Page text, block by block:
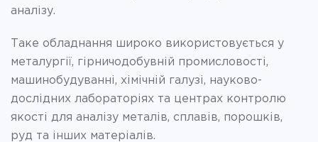
аналізу.
Таке обладнання широко використовується у
металургії, гірничодобувній промисловості,
машинобудуванні, хімічній галузі, науково-
дослідних лабораторіях та центрах контролю
якості для аналізу металів, сплавів, порошків,
руд та інших матеріалів.